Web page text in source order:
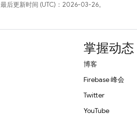
最后更新时间 (UTC)：2026-03-26。
掌握动态
博客
Firebase 峰会
Twitter
YouTube